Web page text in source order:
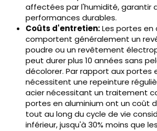
affectées par l'humidité, garantir
performances durables.
Coûts d'entretien:Les portes en
comportent généralement un
poudre ou un revêtement
peut durer plus 10 années sans
décolorer. Par rapport aux portes
nécessitent une repeinture
acier nécessitant un traitement
portes en aluminium ont un coût
tout au long du cycle de vie
inférieur, jusqu'à 30% moins que